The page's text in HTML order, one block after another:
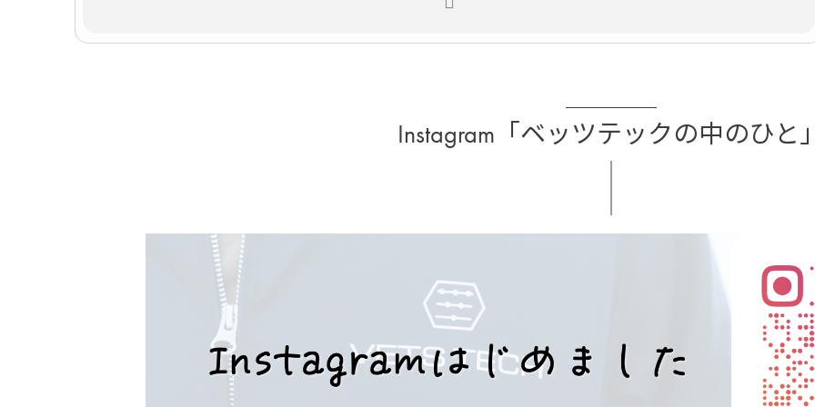
Instagram「ベッツテックの中のひと